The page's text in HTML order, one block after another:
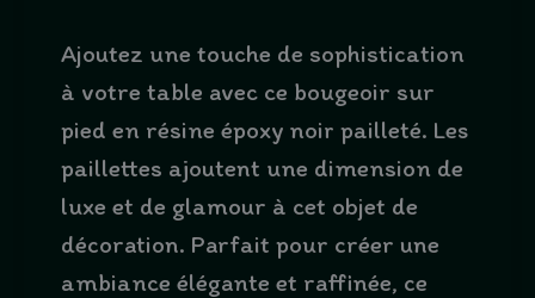
Ajoutez une touche de sophistication
à votre table avec ce bougeoir sur
pied en résine époxy noir pailleté. Les
paillettes ajoutent une dimension de
luxe et de glamour à cet objet de
décoration. Parfait pour créer une
ambiance élégante et raffinée, ce